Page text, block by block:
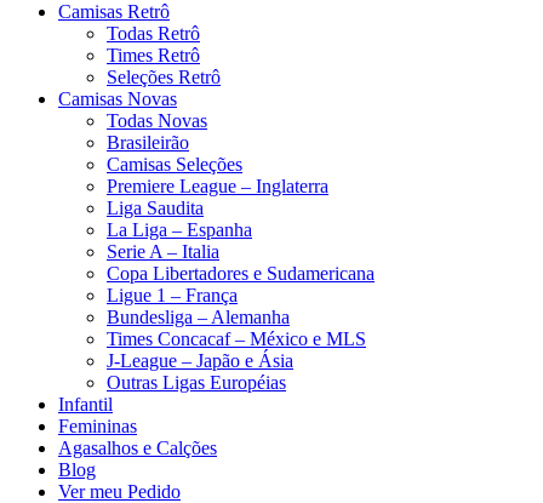
Camisas Retrô
Todas Retrô
Times Retrô
Seleções Retrô
Camisas Novas
Todas Novas
Brasileirão
Camisas Seleções
Premiere League – Inglaterra
Liga Saudita
La Liga – Espanha
Serie A – Italia
Copa Libertadores e Sudamericana
Ligue 1 – França
Bundesliga – Alemanha
Times Concacaf – México e MLS
J-League – Japão e Ásia
Outras Ligas Européias
Infantil
Femininas
Agasalhos e Calções
Blog
Ver meu Pedido